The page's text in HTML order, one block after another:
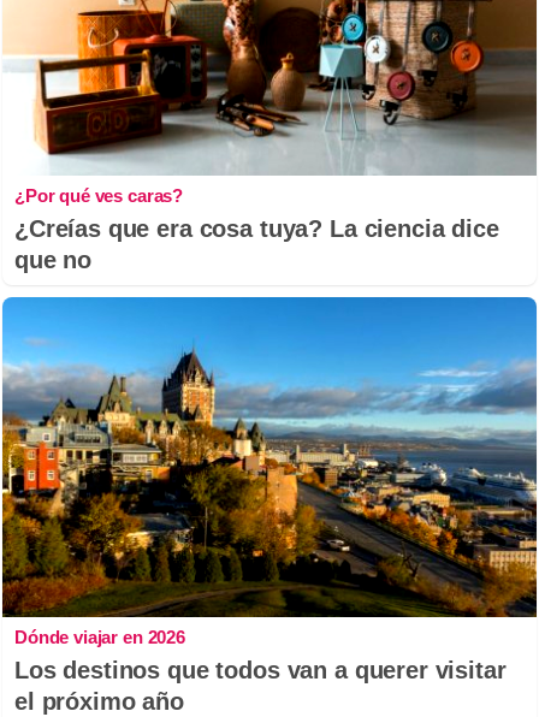
¿Por qué ves caras?
¿Creías que era cosa tuya? La ciencia dice
que no
Dónde viajar en 2026
Los destinos que todos van a querer visitar
el próximo año